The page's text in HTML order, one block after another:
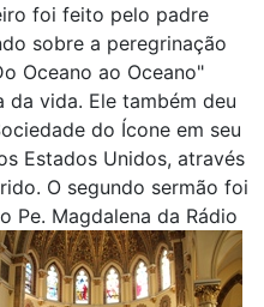
foi feito pelo padre
sobre a peregrinação
Oceano ao Oceano"
vida. Ele também deu
do Ícone em seu
Estados Unidos, através
O segundo sermão foi
Pe. Magdalena da Rádio